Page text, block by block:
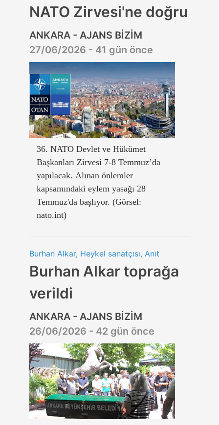
NATO Zirvesi'ne doğru
ANKARA - AJANS BİZİM
27/06/2026 - 41 gün önce
36. NATO Devlet ve Hükümet
Başkanları Zirvesi 7-8 Temmuz’da
yapılacak. Alınan önlemler
kapsamındaki eylem yasağı 28
Temmuz'da başlıyor. (Görsel:
nato.int)
Burhan Alkar, Heykel sanatçısı, Anıt
Burhan Alkar toprağa
verildi
ANKARA - AJANS BİZİM
26/06/2026 - 42 gün önce